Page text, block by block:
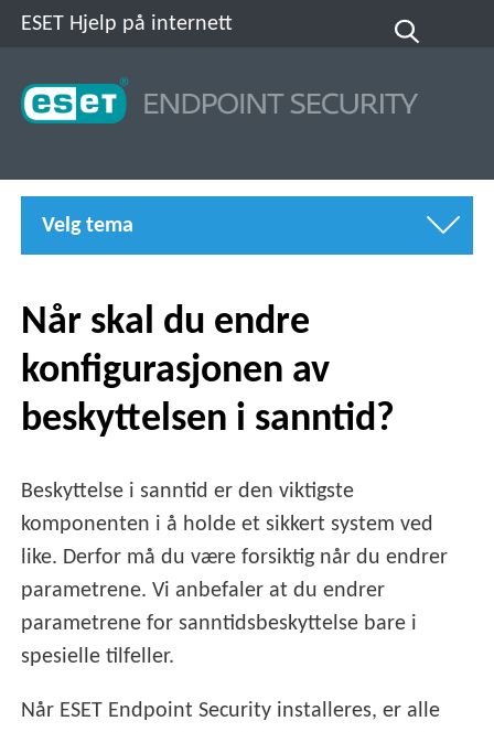
ESET Hjelp på internett
Velg tema
Når skal du endre
konfigurasjonen av
beskyttelsen i sanntid?
Beskyttelse i sanntid er den viktigste
komponenten i å holde et sikkert system ved
like. Derfor må du være forsiktig når du endrer
parametrene. Vi anbefaler at du endrer
parametrene for sanntidsbeskyttelse bare i
spesielle tilfeller.
Når ESET Endpoint Security installeres, er alle